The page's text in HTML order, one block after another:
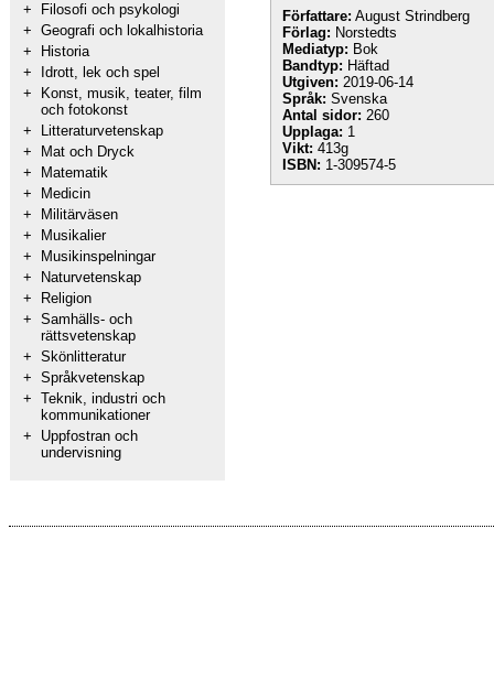
+
Filosofi och psykologi
+ Geografi och lokalhistoria
+
Historia
+
Idrott, lek och spel
+
Konst, musik, teater, film
och fotokonst
+
Litteraturvetenskap
+
Mat och Dryck
+
Matematik
+
Medicin
+
Militärväsen
+
Musikalier
+
Musikinspelningar
+
Naturvetenskap
+
Religion
+ Samhälls- och
rättsvetenskap
+ Skönlitteratur
+ Språkvetenskap
+ Teknik, industri och
kommunikationer
+
Uppfostran och
undervisning
Författare: August Strindberg
Förlag: Norstedts
Mediatyp: Bok
Bandtyp: Häftad
Utgiven: 2019-06-14
Språk: Svenska
Antal sidor: 260
Upplaga: 1
Vikt: 413g
ISBN: 1-309574-5